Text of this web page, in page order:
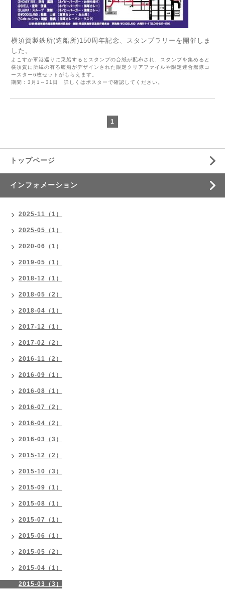
横須賀製鉄所(造船所)150周年記念、スタンプラリーを開催しま
した。
よこすか軍港巡りに乗船するとスタンプの台紙が配布され、スタンプを集めると
横須賀に所縁の有る艦船がデザインされた限定クリアファイルや限定連合艦隊コ
ースター6枚セットがもらえます。
期間：3月1～31日 詳しくはポスターで確認してください。
1
トップページ
インフォメーション
2025-11（1）
2025-05（1）
2020-06（1）
2019-05（1）
2018-12（1）
2018-05（2）
2018-04（1）
2017-12（1）
2017-02（2）
2016-11（2）
2016-09（1）
2016-08（1）
2016-07（2）
2016-04（2）
2016-03（3）
2015-12（2）
2015-10（3）
2015-09（1）
2015-08（1）
2015-07（1）
2015-06（1）
2015-05（2）
2015-04（1）
2015-03（3）